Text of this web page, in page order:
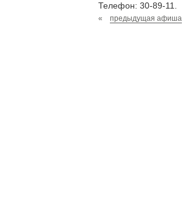
Телефон: 30-89-11.
« предыдущая афиша